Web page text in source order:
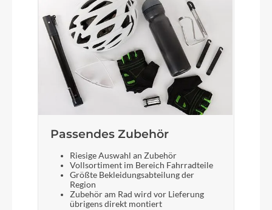
Motor
Bosch Performance Line CX (Smart System)
25/85 Nm
Kette
KMC e10 EPT e-bike
Rücklicht
B&M Toplight 2C LED
Passendes Zubehör
Riesige Auswahl an Zubehör
Vollsortiment im Bereich Fahrradteile
Größte Bekleidungsabteilung der
Region
Zubehör am Rad wird vor Lieferung
übrigens direkt montiert